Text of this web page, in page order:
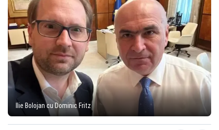
Ilie Bolojan cu Dominic Fritz